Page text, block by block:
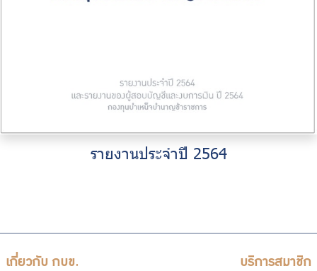
รายงานประจำปี 2564
เกี่ยวกับ กบข. บริการสมาชิก